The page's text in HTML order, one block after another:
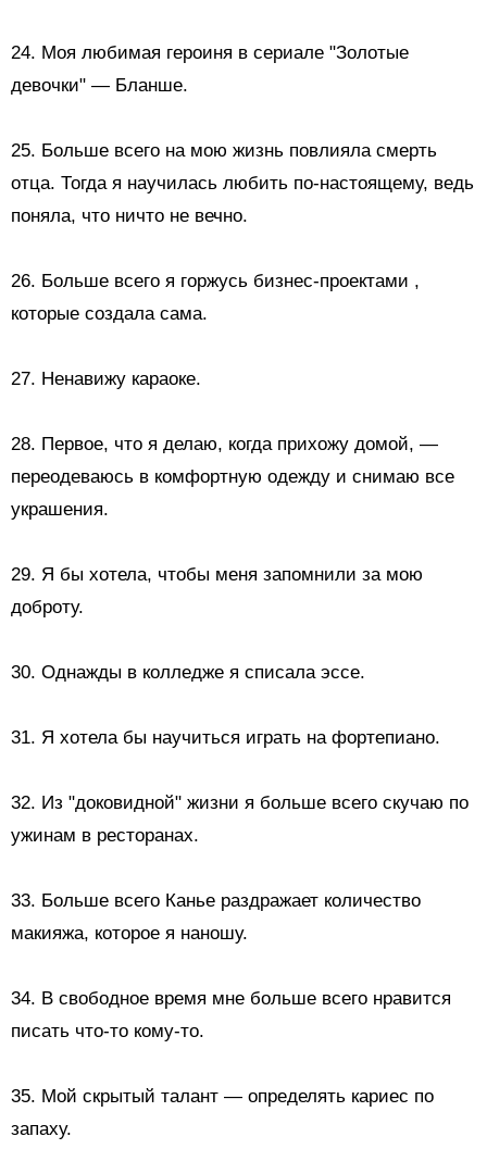
24. Моя любимая героиня в сериале "Золотые
девочки" — Бланше.
25. Больше всего на мою жизнь повлияла смерть
отца. Тогда я научилась любить по-настоящему, ведь
поняла, что ничто не вечно.
26. Больше всего я горжусь бизнес-проектами ,
которые создала сама.
27. Ненавижу караоке.
28. Первое, что я делаю, когда прихожу домой, —
переодеваюсь в комфортную одежду и снимаю все
украшения.
29. Я бы хотела, чтобы меня запомнили за мою
доброту.
30. Однажды в колледже я списала эссе.
31. Я хотела бы научиться играть на фортепиано.
32. Из "доковидной" жизни я больше всего скучаю по
ужинам в ресторанах.
33. Больше всего Канье раздражает количество
макияжа, которое я наношу.
34. В свободное время мне больше всего нравится
писать что-то кому-то.
35. Мой скрытый талант — определять кариес по
запаху.